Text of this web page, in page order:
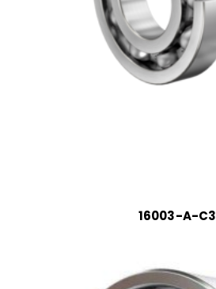
16003-A-C3